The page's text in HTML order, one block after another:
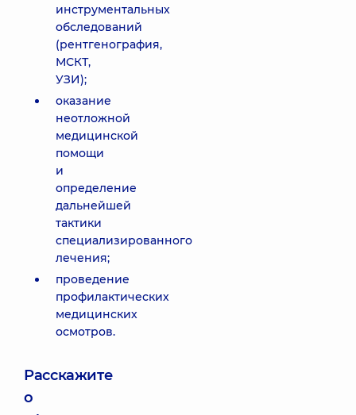
инструментальных
обследований
(рентгенография,
МСКТ,
УЗИ);
оказание
неотложной
медицинской
помощи
и
определение
дальнейшей
тактики
специализированного
лечения;
проведение
профилактических
медицинских
осмотров.
Расскажите
о